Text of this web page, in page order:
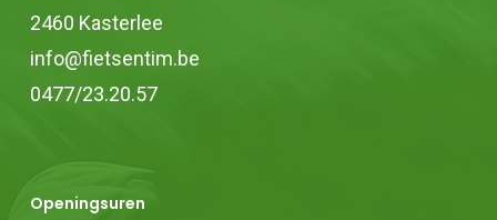
2460 Kasterlee
info@fietsentim.be
0477/23.20.57
Openingsuren